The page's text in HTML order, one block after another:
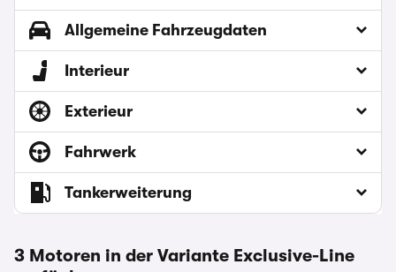
Allgemeine Fahrzeugdaten
Interieur
Exterieur
Fahrwerk
Tankerweiterung
3 Motoren in der Variante Exclusive-Line